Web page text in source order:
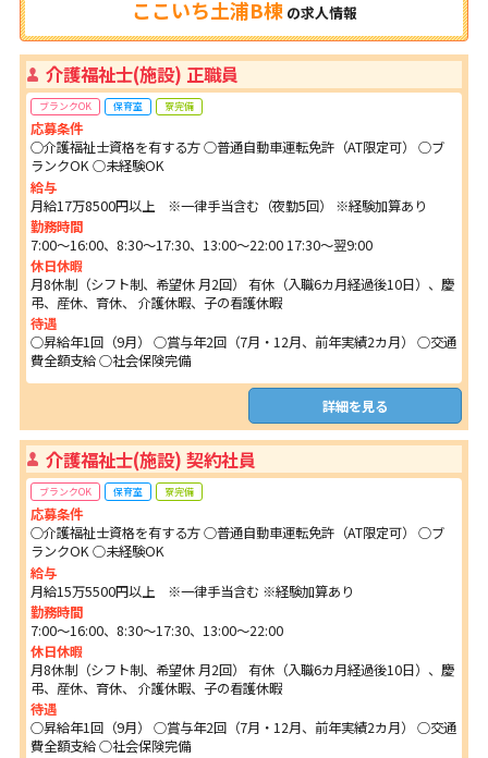
ここいち土浦B棟の求人情報
介護福祉士(施設) 正職員
ブランクOK 保育室 寮完備
応募条件
○介護福祉士資格を有する方 ○普通自動車運転免許（AT限定可） ○ブ
ランクOK ○未経験OK
給与
月給17万8500円以上 ※一律手当含む（夜勤5回） ※経験加算あり
勤務時間
7:00～16:00、8:30～17:30、13:00～22:00 17:30～翌9:00
休日休暇
月8休制（シフト制、希望休 月2回） 有休（入職6カ月経過後10日）、慶
弔、産休、育休、 介護休暇、子の看護休暇
待遇
○昇給年1回（9月） ○賞与年2回（7月・12月、前年実績2カ月） ○交通
費全額支給 ○社会保険完備
詳細を見る
介護福祉士(施設) 契約社員
ブランクOK 保育室 寮完備
応募条件
○介護福祉士資格を有する方 ○普通自動車運転免許（AT限定可） ○ブ
ランクOK ○未経験OK
給与
月給15万5500円以上 ※一律手当含む ※経験加算あり
勤務時間
7:00～16:00、8:30～17:30、13:00～22:00
休日休暇
月8休制（シフト制、希望休 月2回） 有休（入職6カ月経過後10日）、慶
弔、産休、育休、 介護休暇、子の看護休暇
待遇
○昇給年1回（9月） ○賞与年2回（7月・12月、前年実績2カ月） ○交通
費全額支給 ○社会保険完備